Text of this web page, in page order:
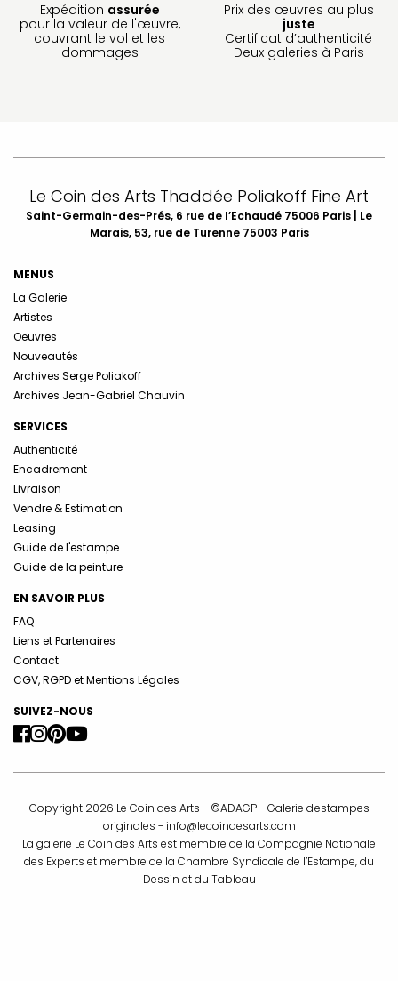
Expédition assurée
pour la valeur de l'œuvre,
couvrant le vol et les
dommages
Prix des œuvres au plus
juste
Certificat d’authenticité
Deux galeries à Paris
Le Coin des Arts Thaddée Poliakoff Fine Art
Saint-Germain-des-Prés, 6 rue de l’Echaudé 75006 Paris | Le
Marais, 53, rue de Turenne 75003 Paris
MENUS
La Galerie
Artistes
Oeuvres
Nouveautés
Archives Serge Poliakoff
Archives Jean-Gabriel Chauvin
SERVICES
Authenticité
Encadrement
Livraison
Vendre & Estimation
Leasing
Guide de l'estampe
Guide de la peinture
EN SAVOIR PLUS
FAQ
Liens et Partenaires
Contact
CGV, RGPD et Mentions Légales
SUIVEZ-NOUS
Copyright 2026 Le Coin des Arts - ©ADAGP - Galerie d'estampes
originales - info@lecoindesarts.com
La galerie Le Coin des Arts est membre de la Compagnie Nationale
des Experts et membre de la Chambre Syndicale de l’Estampe, du
Dessin et du Tableau